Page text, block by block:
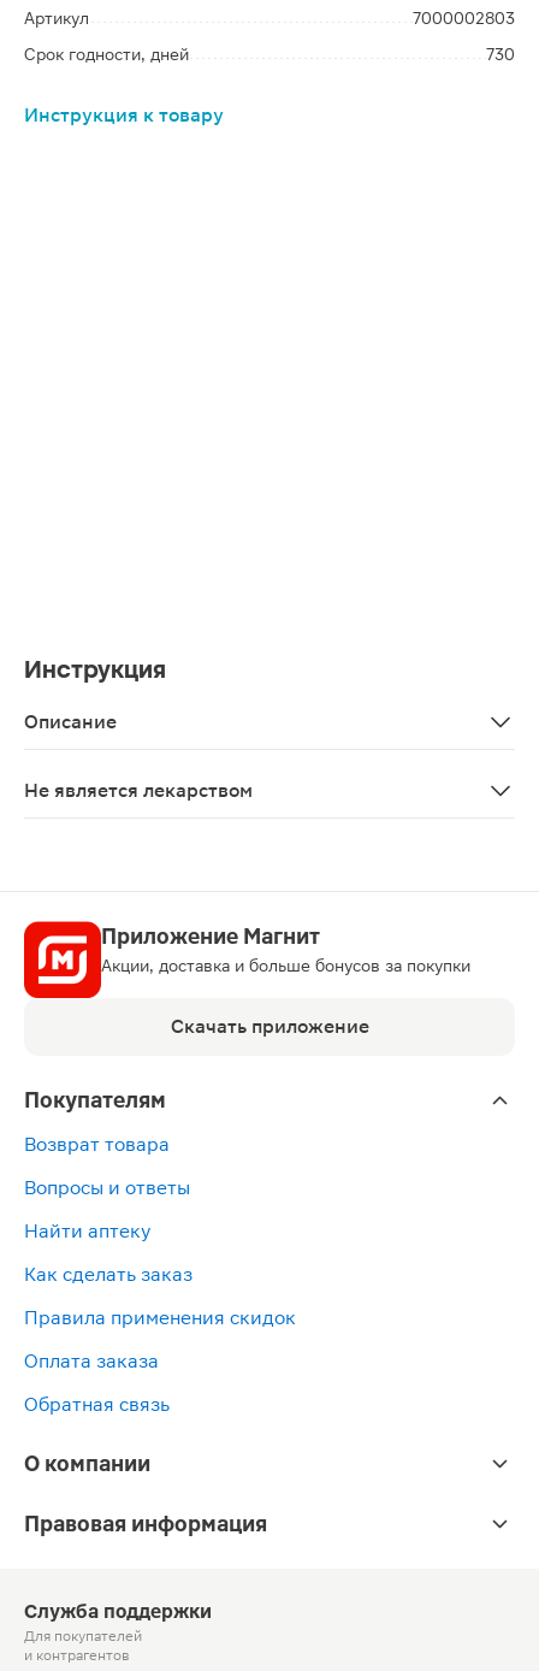
Артикул
7000002803
Срок годности, дней
730
Инструкция к товару
Инструкция
Описание
Не является лекарством
Приложение Магнит
Акции, доставка и больше бонусов за покупки
Скачать приложение
Покупателям
Возврат товара
Вопросы и ответы
Найти аптеку
Как сделать заказ
Правила применения скидок
Оплата заказа
Обратная связь
О компании
Правовая информация
Служба поддержки
Для покупателей
и контрагентов